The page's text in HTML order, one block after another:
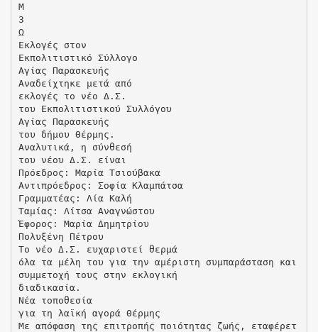
Μ
3
Ω
Εκλογές στον
Εκπoλιτιστικό Σύλλογο
Αγίας Παρασκευής
Αναδείχτηκε μετά από
εκλογές το νέο Δ.Σ.
του Εκπολιτιστικού Συλλόγου
Αγίας Παρασκευής
του δήμου Θέρμης.
Αναλυτικά, η σύνθεσή
του νέου Δ.Σ. είναι
Πρόεδρος: Μαρία Τσιούβακα
Αντιπρόεδρος: Σοφία Κλαμπάτσα
Γραμματέας: Λία Καλή
Ταμίας: Λίτσα Αναγνώστου
Έφορος: Μαρία Δημητρίου
Πολυξένη Πέτρου
Το νέο Δ.Σ. ευχαριστεί θερμά
όλα τα μέλη του για την αμέριστη συμπαράσταση και
συμμετοχή τους στην εκλογική
διαδικασία.
Νέα τοποθεσία
για τη λαϊκή αγορά Θέρμης
Με απόφαση της επιτροπής ποιότητας ζωής, εταφέρετ